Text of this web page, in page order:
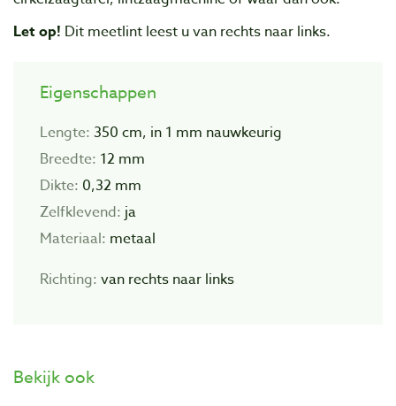
Let op! Dit meetlint leest u van rechts naar links.
Eigenschappen
Lengte: 350 cm, in 1 mm nauwkeurig
Breedte: 12 mm
Dikte: 0,32 mm
Zelfklevend: ja
Materiaal: metaal
Richting: van rechts naar links
Bekijk ook